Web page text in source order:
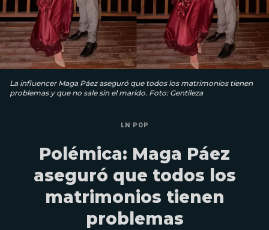
La influencer Maga Páez aseguró que todos los matrimonios tienen
problemas y que no sale sin el marido. Foto: Gentileza
LN POP
Polémica: Maga Páez
aseguró que todos los
matrimonios tienen
problemas